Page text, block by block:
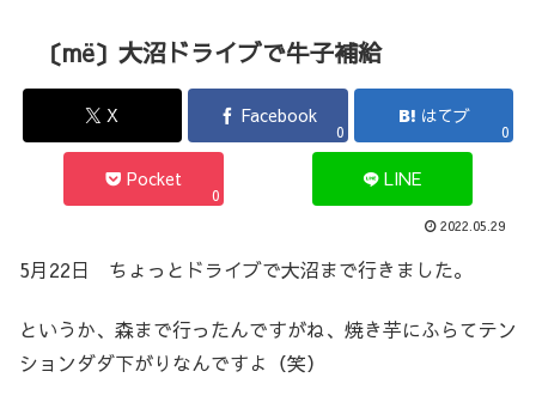
〔më〕大沼ドライブで牛子補給
X Facebook
0
はてブ
0
Pocket
0
LINE
2022.05.29
5月22日 ちょっとドライブで大沼まで行きました。
というか、森まで行ったんですがね、焼き芋にふらてテン
ションダダ下がりなんですよ（笑）